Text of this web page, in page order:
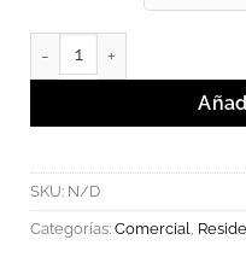
MALMO - Luminaria de
SKU: N/D
Categorías: Comercial,